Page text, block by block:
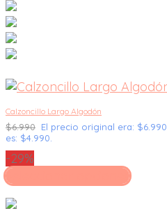
Calzoncillo Largo Algodón
$6.990 El precio original era: $6.990.
es: $4.990.
-29%
Seleccionar opciones